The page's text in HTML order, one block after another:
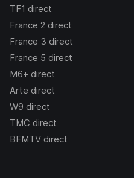
TF1 direct
France 2 direct
France 3 direct
France 5 direct
M6+ direct
Arte direct
W9 direct
TMC direct
BFMTV direct